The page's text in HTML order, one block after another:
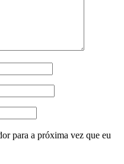
para a próxima vez que eu